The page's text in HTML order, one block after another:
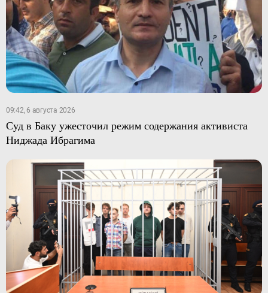
09:42, 6 августа 2026
Суд в Баку ужесточил режим содержания активиста
Ниджада Ибрагима